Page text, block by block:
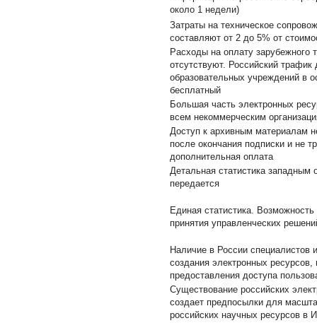
около 1 недели)
Затраты на техническое
составляют от 2 до 5% от
Расходы на оплату зарубежного
отсутствуют. Российский
образовательных учреждений в
бесплатный
Большая часть электронных
всем некоммерческим
Доступ к архивным материалам
после окончания подписки и не
дополнительная оплата
Детальная статистика западным
передается
Единая статистика.
принятия управленческих
Наличие в России специалистов
создания электронных ресурсов,
предоставления доступа
Существование российских
создает предпосылки для
российских научных ресурсов в